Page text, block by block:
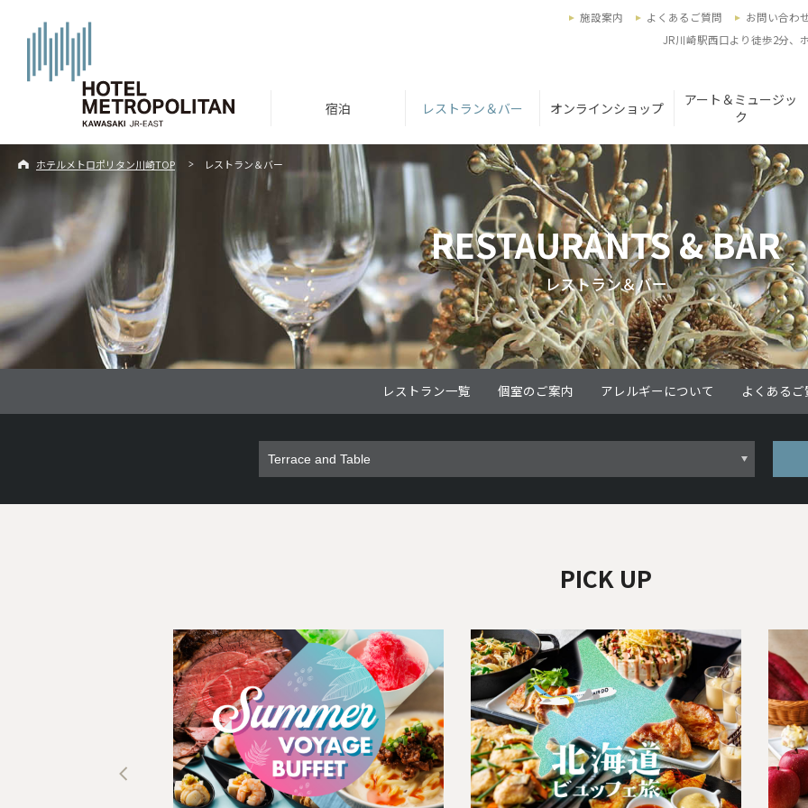
宿泊 レストラン＆バー オンラインショップ
アート＆ミュージッ
ク
施設案内 よくあるご質問
お問い合わ
JR川崎駅西口より徒歩2分、
RESTAURANTS & BAR
レストラン＆バー
ホテルメトロポリタン川崎TOP レストラン＆バー
レストラン一覧 個室のご案内 アレルギーについて よくある
PICK UP
Next
1 2 3 4